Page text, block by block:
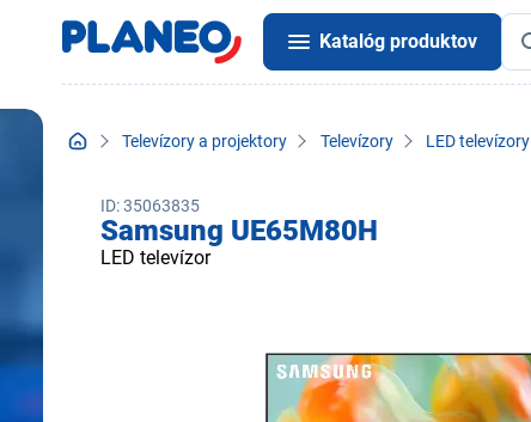
Katalóg produktov
Televízory a projektory Televízory LED televízory
ID: 35063835
Samsung UE65M80H
LED televízor